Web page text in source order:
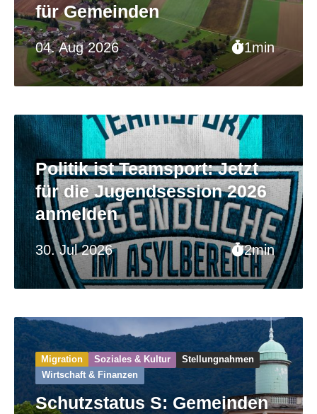
04. Aug 2026 1min
für Gemeinden
30. Jul 2026 2min
Politik ist Teamsport: Jetzt
für die Jugendsession 2026
anmelden
Migration Soziales & Kultur
Stellungnahmen
Wirtschaft & Finanzen
Schutzstatus S: Gemeinden